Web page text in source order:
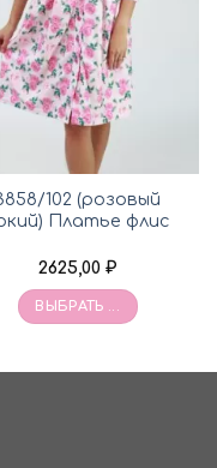
102 (розовый
Платье флис
2625,00₽
ВЫБРАТЬ ...